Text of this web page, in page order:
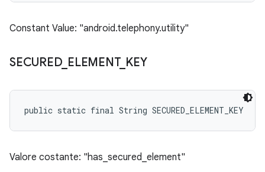
Constant Value: "android.telephony.utility"
SECURED_ ELEMENT_ KEY
public static final String SECURED_ELEMENT_KEY
Valore costante: "has_secured_element"